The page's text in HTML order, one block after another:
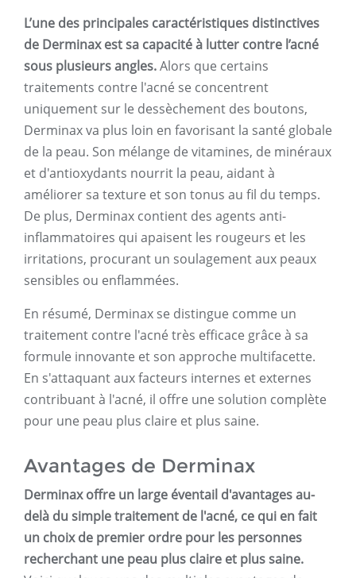
L’une des principales caractéristiques distinctives
de Derminax est sa capacité à lutter contre l’acné
sous plusieurs angles.Alors que certains
traitements contre l'acné se concentrent
uniquement sur le dessèchement des boutons,
Derminax va plus loin en favorisant la santé globale
de la peau. Son mélange de vitamines, de minéraux
et d'antioxydants nourrit la peau, aidant à
améliorer sa texture et son tonus au fil du temps.
De plus, Derminax contient des agents anti-
inflammatoires qui apaisent les rougeurs et les
irritations, procurant un soulagement aux peaux
sensibles ou enflammées.
En résumé, Derminax se distingue comme un
traitement contre l'acné très efficace grâce à sa
formule innovante et son approche multifacette.
En s'attaquant aux facteurs internes et externes
contribuant à l'acné, il offre une solution complète
pour une peau plus claire et plus saine.
Avantages de Derminax
Derminax offre un large éventail d'avantages au-
delà du simple traitement de l'acné, ce qui en fait
un choix de premier ordre pour les personnes
recherchant une peau plus claire et plus saine.